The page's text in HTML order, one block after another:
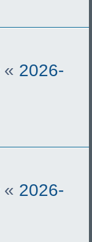
« 2026-
« 2026-